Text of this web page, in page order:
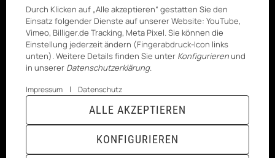
© Kesenci
Versand
Powered byJTL-Shop|TECHNIK JTL-Shop Template
VERTRAG WIDERRUFEN
Durch Klicken auf „Alle akzeptieren“ gestatten Sie den
Einsatz folgender Dienste auf unserer Website: YouTube,
Vimeo, Billiger.de Tracking, Meta Pixel. Sie können die
Einstellung jederzeit ändern (Fingerabdruck-Icon links
unten). Weitere Details finden Sie unter Konfigurierenund
in unserer Datenschutzerklärung.
Impressum | Datenschutz
KONFIGURIEREN
ALLE AKZEPTIEREN